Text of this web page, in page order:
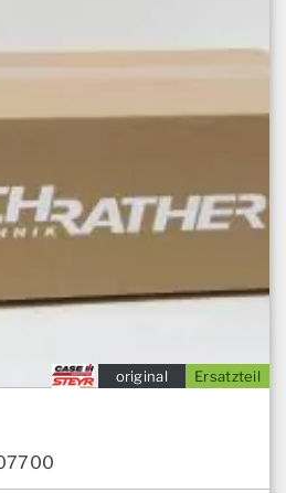
Ersatzteil
original